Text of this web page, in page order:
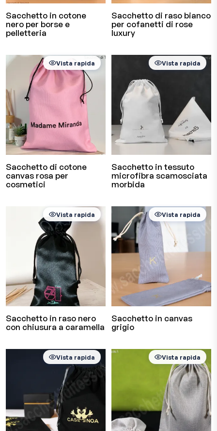
Sacchetto in cotone
nero per borse e
pelletteria
Sacchetto di raso bianco
per cofanetti di rose
luxury
Sacchetto di cotone
canvas rosa per
cosmetici
Vista rapida
Sacchetto in tessuto
microfibra scamosciata
morbida
Vista rapida
Sacchetto in raso nero
con chiusura a caramella
Vista rapida
Sacchetto in canvas
grigio
Vista rapida
Vista rapida Vista rapida